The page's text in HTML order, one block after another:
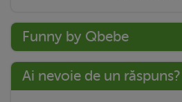
Funny by Qbebe
Ai nevoie de un răspuns?